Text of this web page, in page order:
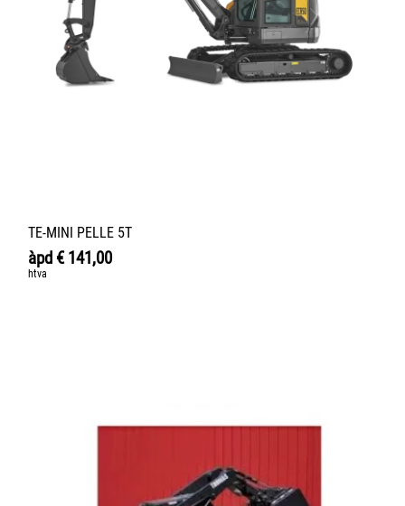
TE-MINI PELLE 5T
àpd €141,00
htva